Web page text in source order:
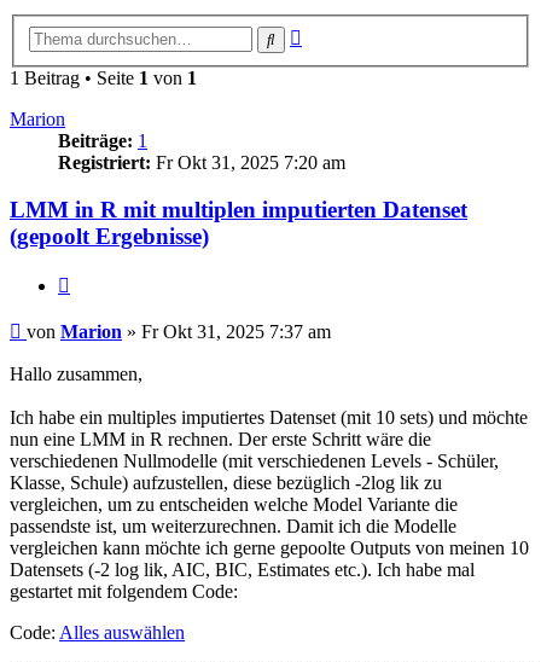
Suche
1 Beitrag • Seite 1 von 1
Marion
Beiträge: 1
Registriert: Fr Okt 31, 2025 7:20 am
LMM in R mit multiplen imputierten Datenset
(gepoolt Ergebnisse)
Beitrag
von Marion » Fr Okt 31, 2025 7:37 am
Hallo zusammen,
Ich habe ein multiples imputiertes Datenset (mit 10 sets) und möchte
nun eine LMM in R rechnen. Der erste Schritt wäre die
verschiedenen Nullmodelle (mit verschiedenen Levels - Schüler,
Klasse, Schule) aufzustellen, diese bezüglich -2log lik zu
vergleichen, um zu entscheiden welche Model Variante die
passendste ist, um weiterzurechnen. Damit ich die Modelle
vergleichen kann möchte ich gerne gepoolte Outputs von meinen 10
Datensets (-2 log lik, AIC, BIC, Estimates etc.). Ich habe mal
gestartet mit folgendem Code:
Code: Alles auswählen